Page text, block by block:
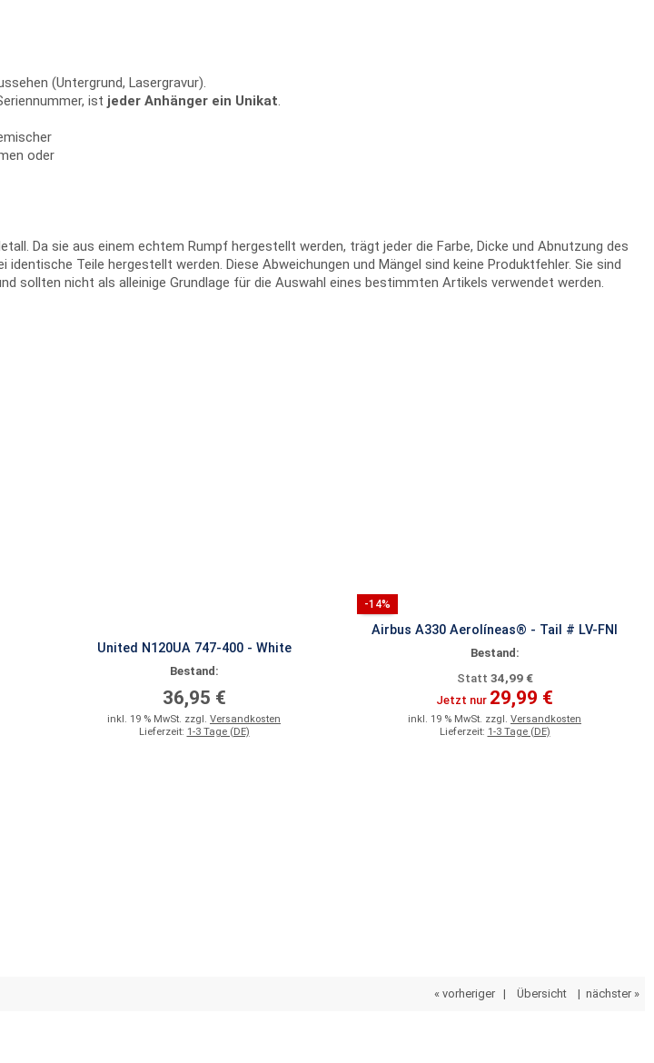
(Untergrund, Lasergravur).
ist jeder Anhänger ein Unikat.
oder
Da sie aus einem echtem Rumpf hergestellt werden, trägt jeder die Farbe, Dicke und Abnutzung des
Teile hergestellt werden. Diese Abweichungen und Mängel sind keine Produktfehler. Sie sind
sollten nicht als alleinige Grundlage für die Auswahl eines bestimmten Artikels verwendet werden.
United N120UA 747-400 - White
Bestand:
36,95 €
inkl. 19 % MwSt. zzgl. Versandkosten
Lieferzeit: 1-3 Tage (DE)
-14%
Airbus A330 Aerolíneas® - Tail # LV-FNI
Bestand:
Statt 34,99 €
Jetzt nur 29,99 €
inkl. 19 % MwSt. zzgl. Versandkosten
Lieferzeit: 1-3 Tage (DE)
« vorheriger | Übersicht | nächster »